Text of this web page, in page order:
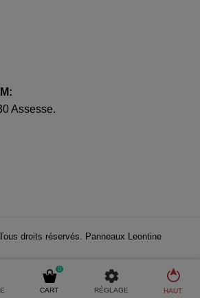
0
CART RÉGLAGE HAUT
Assesse.
droits réservés. Panneaux Leontine